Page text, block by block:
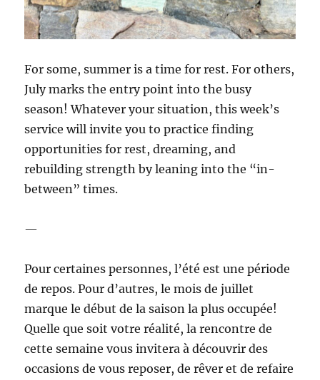
For some, summer is a time for rest. For others,
July marks the entry point into the busy
season! Whatever your situation, this week’s
service will invite you to practice finding
opportunities for rest, dreaming, and
rebuilding strength by leaning into the “in-
between” times.
—
Pour certaines personnes, l’été est une période
de repos. Pour d’autres, le mois de juillet
marque le début de la saison la plus occupée!
Quelle que soit votre réalité, la rencontre de
cette semaine vous invitera à découvrir des
occasions de vous reposer, de rêver et de refaire